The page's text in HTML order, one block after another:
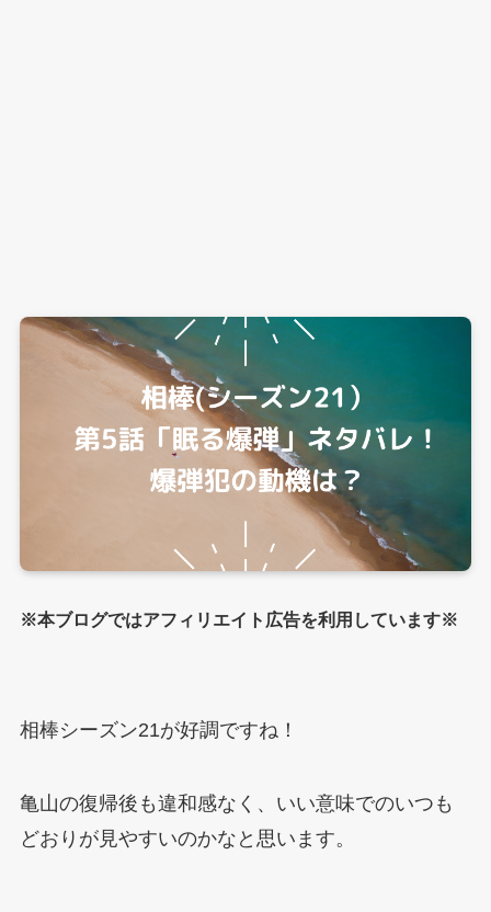
※本ブログではアフィリエイト広告を利用しています※
相棒シーズン21が好調ですね！
亀山の復帰後も違和感なく、いい意味でのいつも
どおりが見やすいのかなと思います。